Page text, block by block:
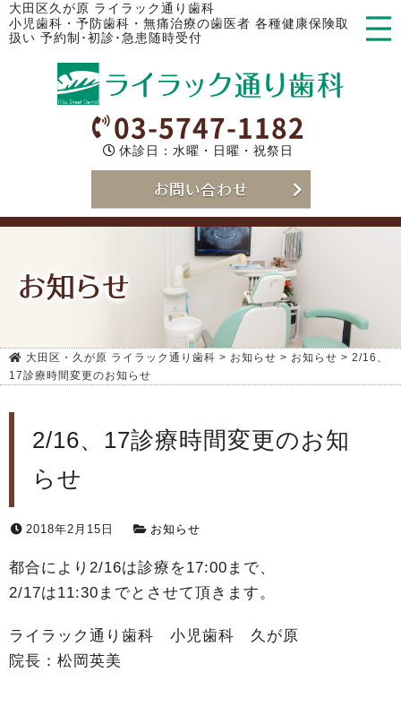
大田区久が原 ライラック通り歯科
小児歯科・予防歯科・無痛治療の歯医者 各種健康保険取
扱い 予約制･初診･急患随時受付
03-5747-1182
休診日：水曜・日曜・祝祭日
お問い合わせ
お知らせ
大田区・久が原 ライラック通り歯科 > お知らせ > お知らせ > 2/16、
17診療時間変更のお知らせ
2/16、17診療時間変更のお知
らせ
2018年2月15日 お知らせ
都合により2/16は診療を17:00まで、
2/17は11:30までとさせて頂きます。
ライラック通り歯科 小児歯科 久が原
院長：松岡英美